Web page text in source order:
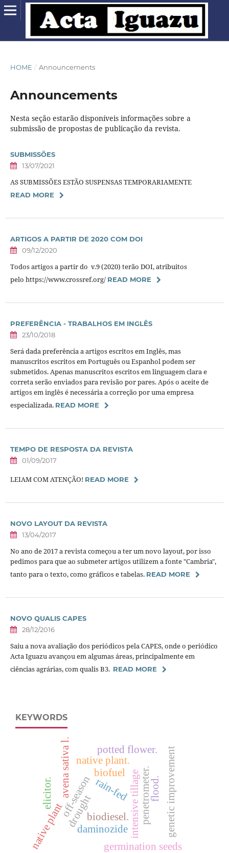
HOME / Announcements
Announcements
Nesta seção estarão disponíveis informações sobre a
submissão de propostas de publicação da revista.
SUBMISSÕES
13/07/2021
AS SUBMISSÕES ESTÃO SUSPENSAS TEMPORARIAMENTE
READ MORE
ARTIGOS A PARTIR DE 2020 COM DOI
09/12/2020
Todos artigos a partir do v.9 (2020) terão DOI, atribuitos
pelo https://www.crossref.org/ READ MORE
PREFERÊNCIA - TRABALHOS EM INGLÊS
23/10/2018
Será dada preferência a artigos escritos em Inglês, mas
manuscritos escritos em Português ou Espanhol podem ser
submetidos. Apenas manuscritos escritos em linguagem clara e
correta serão enviados para revisão por pares. Após o aceite de
artigos em inglês é necessária a correção por uma empresa
especializada. READ MORE
TEMPO DE RESPOSTA DA REVISTA
01/09/2017
LEIAM COM ATENÇÃO! READ MORE
NOVO LAYOUT DA REVISTA
13/04/2017
No ano de 2017 a revista começou a ter um novo layout, por isso
pedimos para que ao submeter artigos utilizem a fonte "Cambria",
tanto para o texto, como gráficos e tabelas. READ MORE
NOVO QUALIS CAPES
28/12/2016
Saiu a nova avaliação dos periódicos pela CAPES, onde o periódico
Acta Iguazu avançou em algumas áreas, principalmente em
ciências agrárias, com qualis B3. READ MORE
KEYWORDS
avena sativa l. rain-fedintensive tillagepenetrometer.
off-season
drought
flood.
germination seeds
native plant. genetic improvement
biodiesel.
daminozide
native plant
potted flower.
biofuel
elicitor.